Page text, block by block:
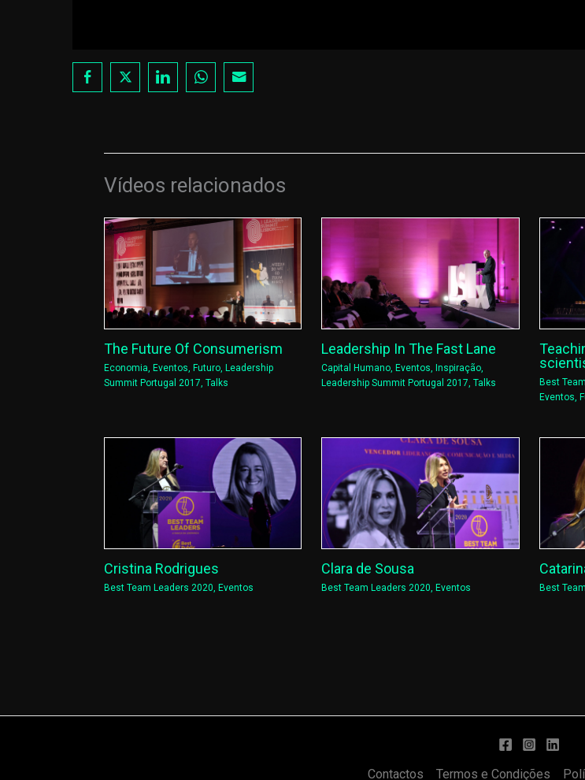
Vídeos relacionados
The Future Of Consumerism
Economia, Eventos, Futuro, Leadership
Summit Portugal 2017, Talks
Leadership In The Fast Lane
Capital Humano, Eventos, Inspiração,
Leadership Summit Portugal 2017,Talks Best
Eventos,
Cristina Rodrigues
Best Team Leaders 2020, Eventos
Clara de Sousa
Best Team Leaders 2020, Eventos Best
Contactos Termos e Condições